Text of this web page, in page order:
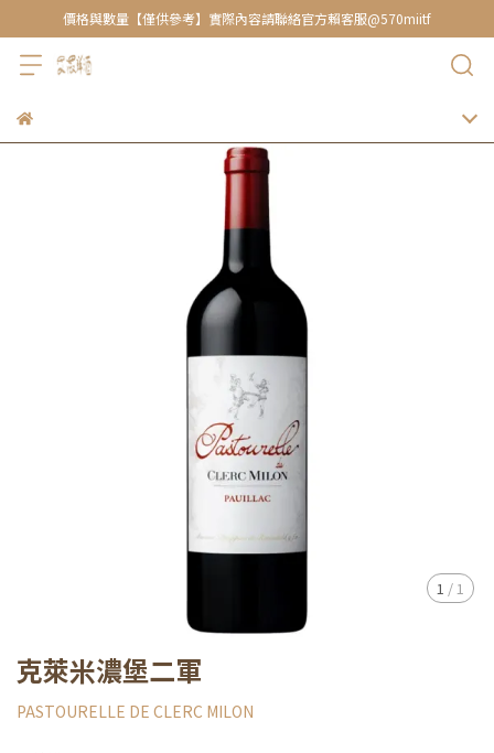
價格與數量【僅供參考】實際內容請聯絡官方賴客服@570miitf
1 / 1
克萊米濃堡二軍
PASTOURELLE DE CLERC MILON